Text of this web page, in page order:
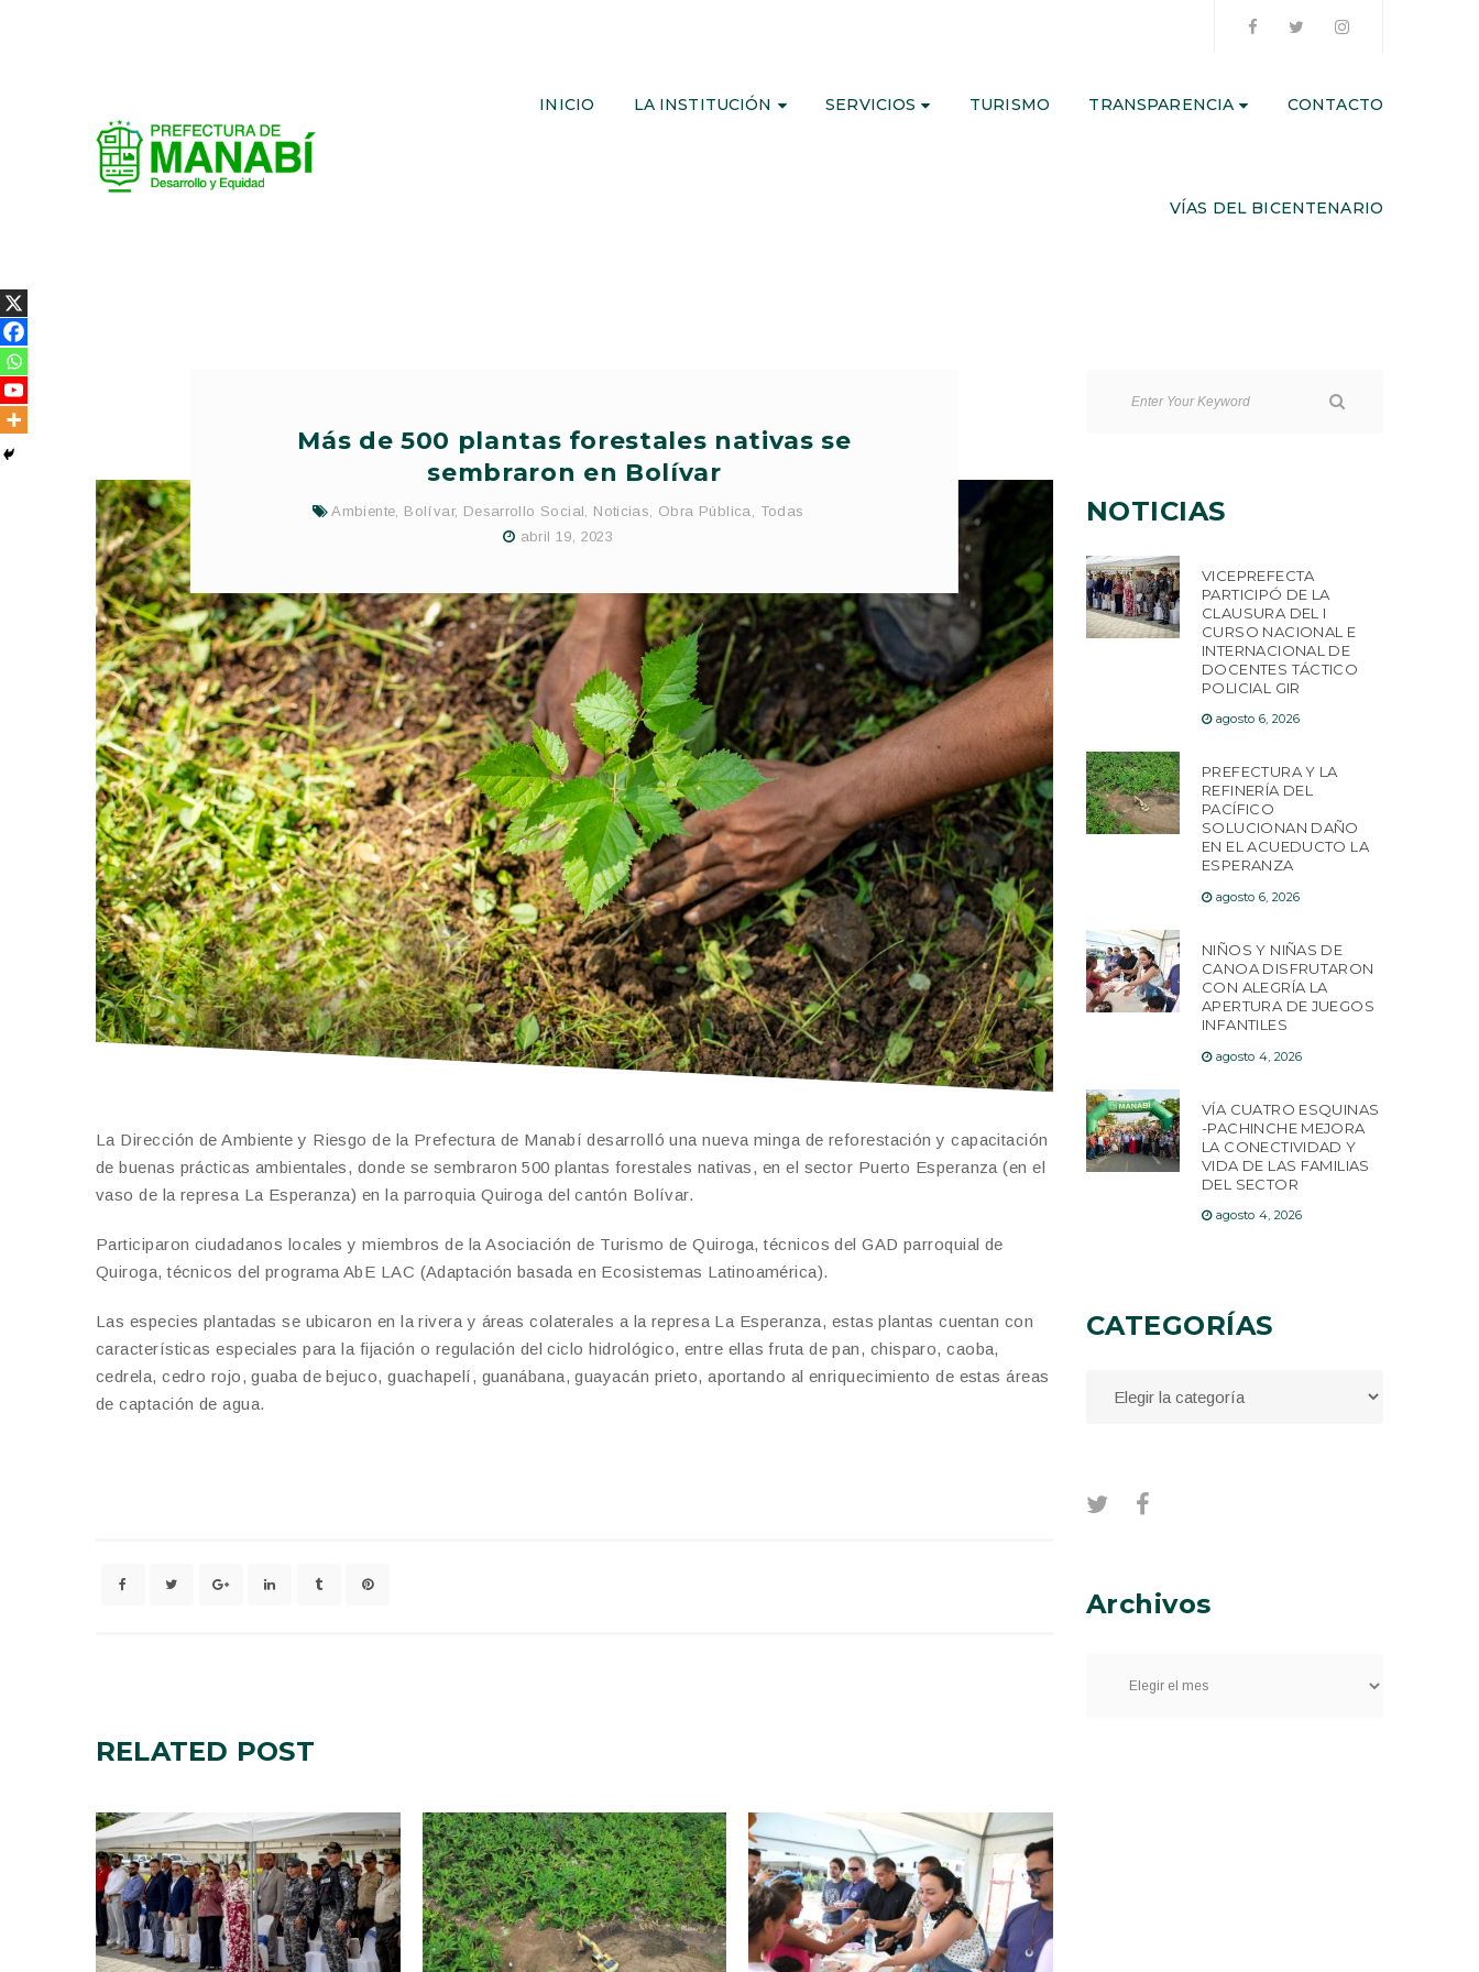
INICIO LA INSTITUCIÓN SERVICIOS TURISMO TRANSPARENCIA CONTACTO
VÍAS DEL BICENTENARIO
Más de 500 plantas forestales nativas se
sembraron en Bolívar
Ambiente, Bolívar, Desarrollo Social, Noticias, Obra Pública, Todas
abril 19, 2023
La Dirección de Ambiente y Riesgo de la Prefectura de Manabí desarrolló una nueva minga de reforestación y capacitación
de buenas prácticas ambientales, donde se sembraron 500 plantas forestales nativas, en el sector Puerto Esperanza (en el
vaso de la represa La Esperanza) en la parroquia Quiroga del cantón Bolívar.
Participaron ciudadanos locales y miembros de la Asociación de Turismo de Quiroga, técnicos del GAD parroquial de
Quiroga, técnicos del programa AbE LAC (Adaptación basada en Ecosistemas Latinoamérica).
Las especies plantadas se ubicaron en la rivera y áreas colaterales a la represa La Esperanza, estas plantas cuentan con
características especiales para la fijación o regulación del ciclo hidrológico, entre ellas fruta de pan, chisparo, caoba,
cedrela, cedro rojo, guaba de bejuco, guachapelí, guanábana, guayacán prieto, aportando al enriquecimiento de estas áreas
de captación de agua.
RELATED POST
NOTICIAS
VICEPREFECTA
PARTICIPÓ DE LA
CLAUSURA DEL I
CURSO NACIONAL E
INTERNACIONAL DE
DOCENTES TÁCTICO
POLICIAL GIR
agosto 6, 2026
PREFECTURA Y LA
REFINERÍA DEL
PACÍFICO
SOLUCIONAN DAÑO
EN EL ACUEDUCTO LA
ESPERANZA
agosto 6, 2026
NIÑOS Y NIÑAS DE
CANOA DISFRUTARON
CON ALEGRÍA LA
APERTURA DE JUEGOS
INFANTILES
agosto 4, 2026
VÍA CUATRO ESQUINAS
-PACHINCHE MEJORA
LA CONECTIVIDAD Y
VIDA DE LAS FAMILIAS
DEL SECTOR
agosto 4, 2026
CATEGORÍAS
Archivos